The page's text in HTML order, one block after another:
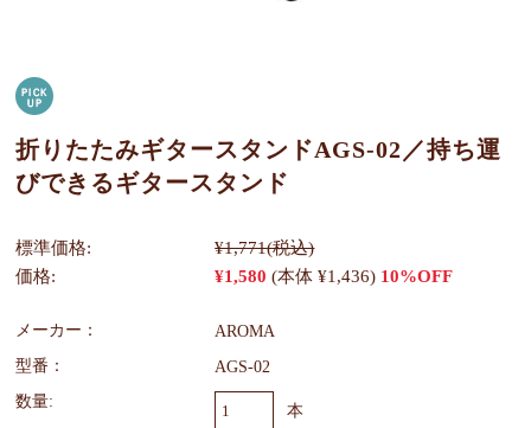
折りたたみギタースタンドAGS-02／持ち運
びできるギタースタンド
標準価格: ¥1,771(税込)
価格:
¥1,580 (本体 ¥1,436) 10%OFF
メーカー：
AROMA
型番：
AGS-02
数量:
本